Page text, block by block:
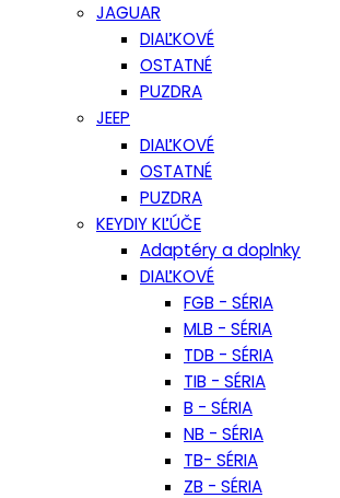
JAGUAR
DIAĽKOVÉ
OSTATNÉ
PUZDRA
JEEP
DIAĽKOVÉ
OSTATNÉ
PUZDRA
KEYDIY KĽÚČE
Adaptéry a doplnky
DIAĽKOVÉ
FGB - SÉRIA
MLB - SÉRIA
TDB - SÉRIA
TIB - SÉRIA
B - SÉRIA
NB - SÉRIA
TB- SÉRIA
ZB - SÉRIA